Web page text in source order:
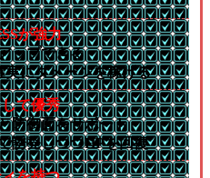
が強力
ップできる
にダメージを稼げる
て優秀
防御面をサポート
誘発しつつHPを回復